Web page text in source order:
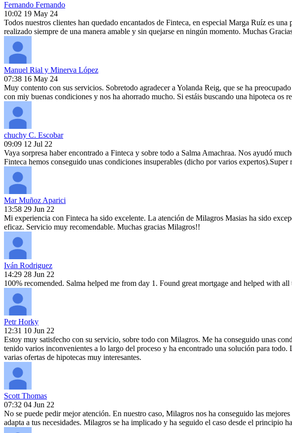
Fernando Fernando
10:02 19 May 24
Todos nuestros clientes han quedado encantados de Finteca, en especial Marga Ruíz es
realizado siempre de una manera amable y sin quejarse en ningún momento. Muchas
Manuel Rial y Minerva López
07:38 16 May 24
Muy contento con sus servicios. Sobretodo agradecer a Yolanda Reig, que se ha
con miy buenas condiciones y nos ha ahorrado mucho. Si estáis buscando una hipoteca os
chuchy C. Escobar
09:09 12 Jul 22
Vaya sorpresa haber encontrado a Finteca y sobre todo a Salma Amachraa. Nos ayudó
Finteca hemos conseguido unas condiciones insuperables (dicho por varios
Mar Muñoz Aparici
13:58 29 Jun 22
Mi experiencia con Finteca ha sido excelente. La atención de Milagros Masias ha sido
eficaz. Servicio muy recomendable. Muchas gracias Milagros!!
Iván Rodriguez
14:29 28 Jun 22
100% recomended. Salma helped me from day 1. Found great mortgage and helped with
Petr Horky
12:31 10 Jun 22
Estoy muy satisfecho con su servicio, sobre todo con Milagros. Me ha conseguido unas
tenido varios inconvenientes a lo largo del proceso y ha encontrado una solución para
varias ofertas de hipotecas muy interesantes.
Scott Thomas
07:32 04 Jun 22
No se puede pedir mejor atención. En nuestro caso, Milagros nos ha conseguido las
adapta a tus necesidades. Milagros se ha implicado y ha seguido el caso desde el principio